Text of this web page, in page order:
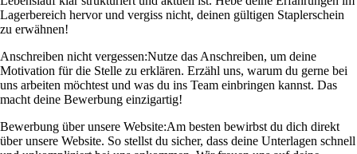
Lagerbereich hervor und vergiss nicht, deinen gültigen Staplerschein
zu erwähnen!
Anschreiben nicht vergessen:Nutze das Anschreiben, um deine
Motivation für die Stelle zu erklären. Erzähl uns, warum du gerne bei
uns arbeiten möchtest und was du ins Team einbringen kannst. Das
macht deine Bewerbung einzigartig!
Bewerbung über unsere Website:Am besten bewirbst du dich direkt
über unsere Website. So stellst du sicher, dass deine Unterlagen schnell